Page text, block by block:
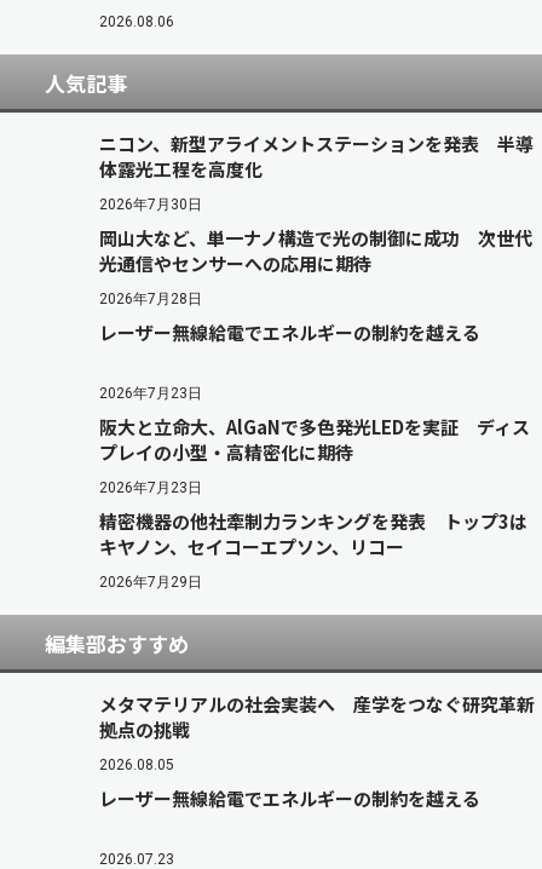
2026.08.06
人気記事
ニコン、新型アライメントステーションを発表 半導
体露光工程を高度化
2026年7月30日
岡山大など、単一ナノ構造で光の制御に成功 次世代
光通信やセンサーへの応用に期待
2026年7月28日
レーザー無線給電でエネルギーの制約を越える
2026年7月23日
阪大と立命大、AlGaNで多色発光LEDを実証 ディス
プレイの小型・高精密化に期待
2026年7月23日
精密機器の他社牽制力ランキングを発表 トップ3は
キヤノン、セイコーエプソン、リコー
2026年7月29日
編集部おすすめ
メタマテリアルの社会実装へ 産学をつなぐ研究革新
拠点の挑戦
2026.08.05
レーザー無線給電でエネルギーの制約を越える
2026.07.23